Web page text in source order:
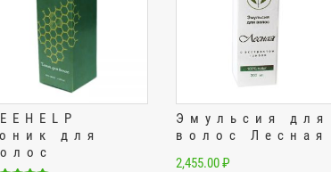
для
Эмульсия для
волос Лесная
2,455.00₽